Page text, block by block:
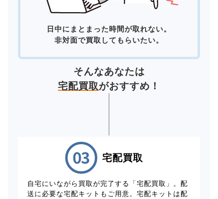
日中にまとまった時間が取れない。
非対面で買取してもらいたい。
そんなあなたは
宅配買取がおすすめ！
宅配買取
自宅にいながら買取が完了する「宅配買取」。配
送に必要な宅配キットもご用意。宅配キットは配